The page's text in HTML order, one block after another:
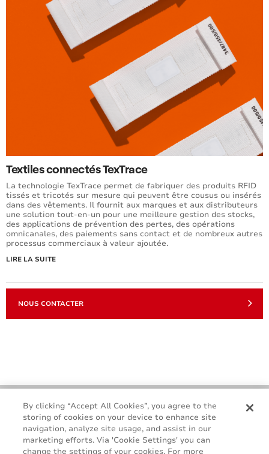
Textiles connectés TexTrace
La technologie TexTrace permet de fabriquer des produits RFID
tissés et tricotés sur mesure qui peuvent être cousus ou insérés
dans des vêtements. Il fournit aux marques et aux distributeurs
une solution tout-en-un pour une meilleure gestion des stocks,
des applications de prévention des pertes, des opérations
omnicanales, des paiements sans contact et de nombreux autres
processus commerciaux à valeur ajoutée.
LIRE LA SUITE
NOUS CONTACTER
By clicking “Accept All Cookies”, you agree to the
storing of cookies on your device to enhance site
navigation, analyze site usage, and assist in our
marketing efforts. Via 'Cookie Settings' you can
change the settings of your cookies. For more